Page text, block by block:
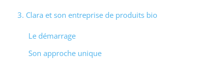
3. Clara et son entreprise de produits bio
Le démarrage
Son approche unique